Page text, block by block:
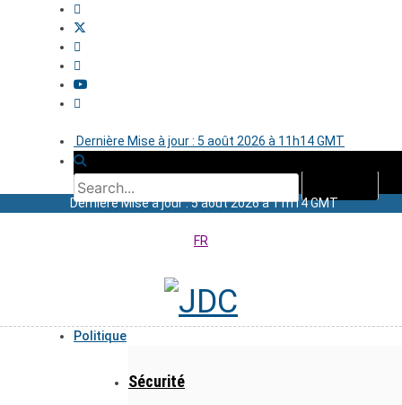
Dernière Mise à jour : 5 août 2026 à 11h14 GMT
Dernière Mise à jour : 5 août 2026 à 11h14 GMT
FR
Politique
Sécurité